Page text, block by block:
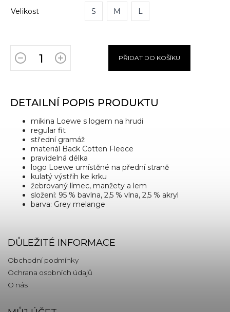
Velikost S M L
PŘIDAT DO KOŠÍKU
DETAILNÍ POPIS PRODUKTU
mikina Loewe s logem na hrudi
regular fit
střední gramáž
materiál Back Cotten Fleece
pravidelná délka
logo Loewe umístěné na přední straně
kulatý výstřih ke krku
žebrovaný límec, manžety a lem
složení: 95 % bavlna, 2,5 % vlna, 2,5 % akryl
barva: Grey melange
DŮLEŽITÉ INFORMACE
Obchodní podmínky
Ochrana osobních údajů
O nás